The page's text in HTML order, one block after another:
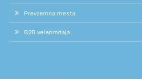
Prevzemna mesta
B2B veleprodaja